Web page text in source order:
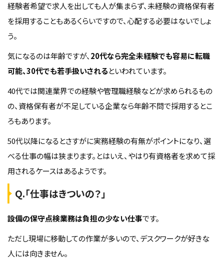
経験者希望で求人を出しても人が集まらず、未経験の資格保有者
を採用することもあるくらいですので、心配する必要はないでしょ
う。
気になるのは年齢ですが、 20代なら完全未経験でも容易に転職
可能、30代でも若手扱いされるといわれています。
40代では関連業界での経験や管理職経験などが求められるもの
の、資格保有者が不足している企業なら年齢不問で採用するとこ
ろもあります。
50代以降になるとさすがに実務経験の有無がポイントになり、選
べる仕事の幅は狭まります。とはいえ、やはり有資格者を求めて採
用されるケースはあるようです。
Q.「仕事はきついの？」
設備の保守点検業務は負担の少ない仕事です。
ただし現場に移動しての作業が多いので、デスクワークが好きな
人には向きません。